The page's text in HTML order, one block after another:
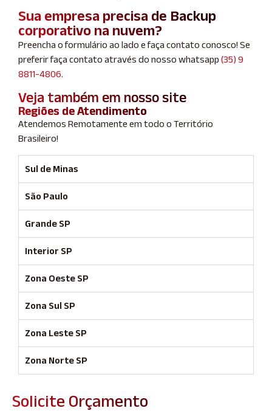
Sua empresa precisa de Backup
corporativo na nuvem?
Preencha o formulário ao lado e faça contato conosco! Se
preferir faça contato através do nosso whatsapp (35) 9
8811-4806.
Veja também em nosso site
Regiões de Atendimento
Atendemos Remotamente em todo o Território
Brasileiro!
Sul de Minas
São Paulo
Grande SP
Interior SP
Zona Oeste SP
Zona Sul SP
Zona Leste SP
Zona Norte SP
Solicite Orçamento